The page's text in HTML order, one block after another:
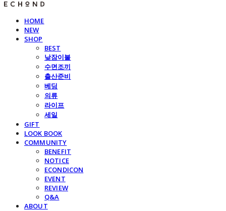
HOME
NEW
SHOP
BEST
낮잠이불
수면조끼
출산준비
베딩
의류
라이프
세일
GIFT
LOOK BOOK
COMMUNITY
BENEFIT
NOTICE
ECONDICON
EVENT
REVIEW
Q&A
ABOUT